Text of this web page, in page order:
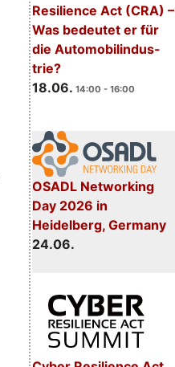
Resilience Act (CRA) –
Was bedeutet er für
die Automobilindus-
trie?
18.06. 14:00 - 16:00
OSADL Networking
Day 2026 in
Heidelberg, Germany
24.06.